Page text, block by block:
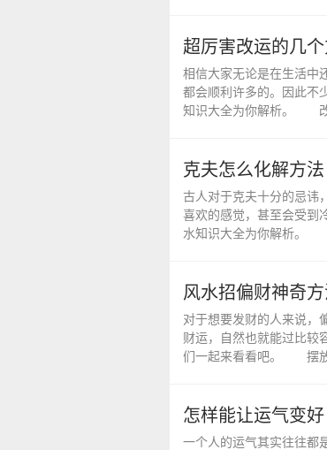
超厉害改运的几
相信大家无论是在生活中
都会顺利许多的。因此不
知识大全为你解析。 改
克夫怎么化解方
古人对于克夫十分的忌讳
喜欢的感觉，甚至会受到
水知识大全为你解析。
风水招偏财神奇
对于想要发财的人来说，
财运，自然也就能过比较
们一起来看看吧。 摆放
怎样能让运气变
一个人的运气其实往往都